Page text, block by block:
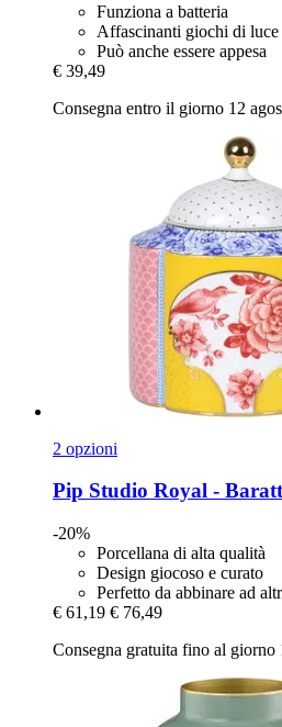
Funziona a batteria
Affascinanti giochi di luce
Può anche essere appesa
€ 39,49
Consegna entro il giorno 12
2 opzioni
Pip Studio Royal -​
-20%
Porcellana di alta qualità
Design giocoso e curato
Perfetto da abbinare ad
€ 61,19 € 76,49
Consegna gratuita fino al giorno